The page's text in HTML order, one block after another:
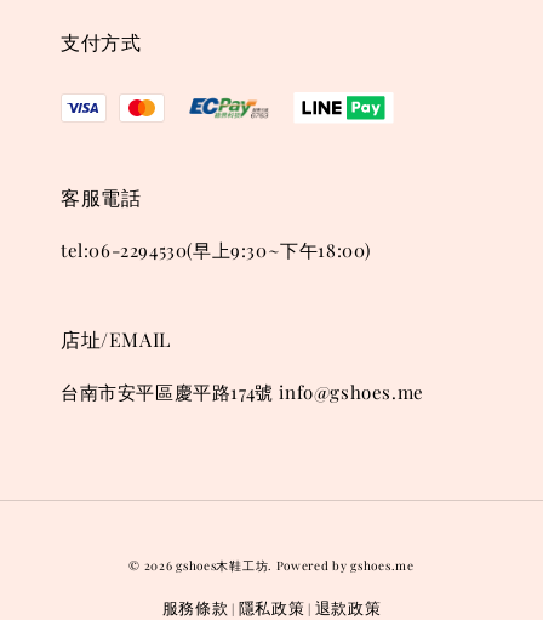
支付方式
客服電話
tel:06-2294530(早上9:30~下午18:00)
店址/EMAIL
台南市安平區慶平路174號 info@gshoes.me
© 2026 gshoes木鞋工坊. Powered by gshoes.me
服務條款 | 隱私政策 | 退款政策